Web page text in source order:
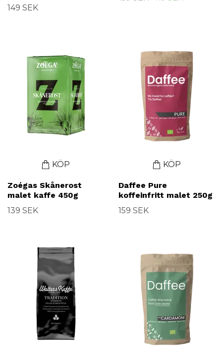
149 SEK
KÖP
Zoégas Skånerost
malet kaffe 450g
139 SEK
KÖP
Daffee Pure
koffeinfritt malet 250g
159 SEK